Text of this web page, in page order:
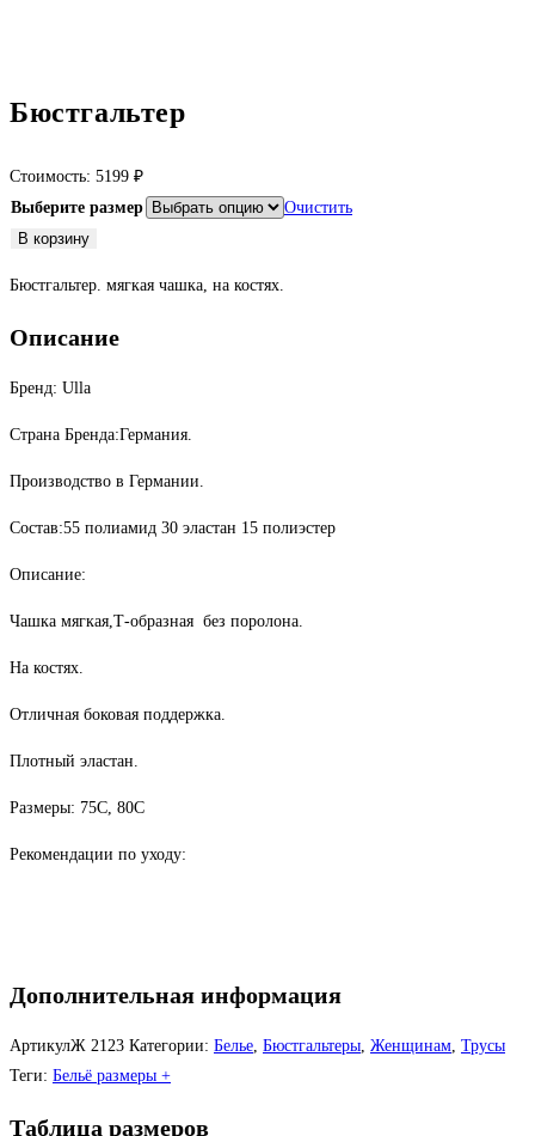
Бюстгальтер
Стоимость: 5199 ₽
Выберите размер
Очистить
Количество
Бюстгальтер
В корзину
Бюстгальтер. мягкая чашка, на костях.
Описание
Бренд: Ulla
Страна Бренда:Германия.
Производство в Германии.
Состав:55 полиамид 30 эластан 15 полиэстер
Описание:
Чашка мягкая,Т-образная без поролона.
На костях.
Отличная боковая поддержка.
Плотный эластан.
Размеры: 75С, 80С
Рекомендации по уходу:
Дополнительная информация
АртикулЖ 2123 Категории: Белье, Бюстгальтеры, Женщинам, Трусы
Теги: Бельё размеры +
Таблица размеров